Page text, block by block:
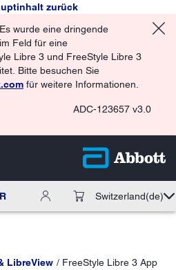
zurück
Es wurde eine dringende
Feld für eine
Libre 3 und FreeStyle Libre 3
Bitte besuchen Sie
für weitere Informationen.
ADC-123657 v3.0
Switzerland(de)
LibreView FreeStyle Libre 3 App